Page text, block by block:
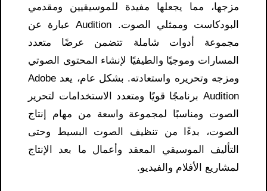
مزجها، مما يجعلها مفيدة للموسيقيين ومقدمي
البودكاست وممثلي الصوت. Audition عبارة عن
مجموعة أدوات شاملة تتضمن عرضًا متعدد
المسارات وموجيًا والطيفيًا لإنشاء المحتوى الصوتي
ومزجه وتحريره واستعادته. بشكل عام، يعد Adobe
Audition برنامجًا قويًا ومتعدد الاستخدامات لتحرير
الصوت ومناسبًا لمجموعة واسعة من مهام إنتاج
الصوت، بدءًا من تنظيف الصوت البسيط وحتى
التأليف الموسيقي المعقد وأعمال ما بعد الإنتاج
لمشاريع الأفلام والفيديو.